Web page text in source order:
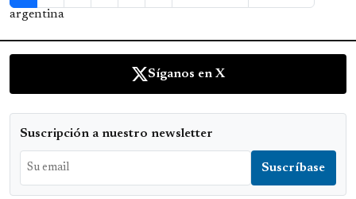
Síganos en X
Suscripción a nuestro newsletter